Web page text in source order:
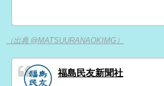
（出典 @MATSUURANAOKIMG）
福島民友新聞社